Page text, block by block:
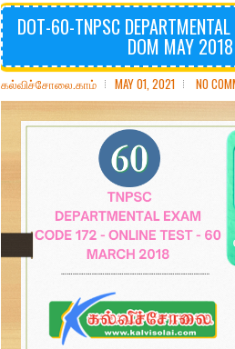
DOT-60-TNPSC
DOM MAY
கல்விச்சோலை.காம் MAY 01, 2021 NO